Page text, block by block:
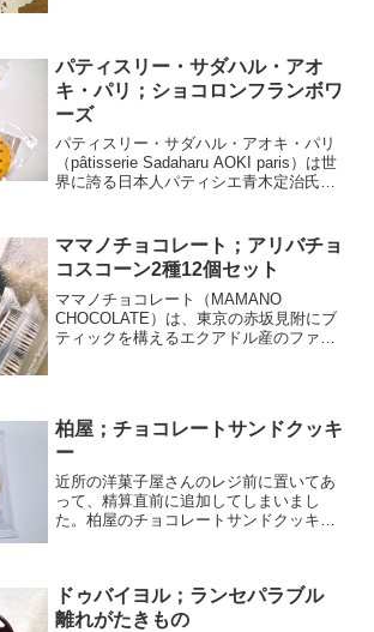
パティスリー・サダハル・アオ
キ・パリ；ショコロンフランボワ
ーズ
パティスリー・サダハル・アオキ・パリ
（pâtisserie Sadaharu AOKI paris）は世
界に誇る日本人パティシエ青木定治氏の
手を加えることによって、素材...
ママノチョコレート；アリバチョ
コスコーン2種12個セット
ママノチョコレート（MAMANO
CHOCOLATE）は、東京の赤坂見附にブ
ティックを構えるエクアドル産のファイ
柏屋；チョコレートサンドクッキ
ー
近所の洋菓子屋さんのレジ前に置いてあ
って、精算直前に追加してしまいまし
た。柏屋のチョコレートサンドクッキー
のビスケットでチョコレ...
ドゥバイヨル；ランセパラブル
離れがたきもの